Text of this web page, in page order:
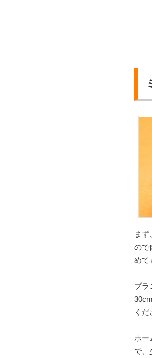
ま
ので
めて
プラ
く
ホー
で、